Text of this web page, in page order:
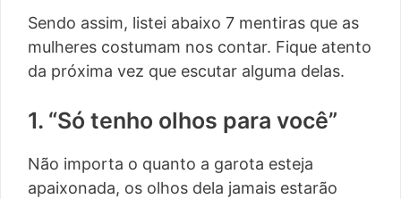
Sendo assim, listei abaixo 7 mentiras que as
mulheres costumam nos contar. Fique atento
da próxima vez que escutar alguma delas.
1. “Só tenho olhos para você”
Não importa o quanto a garota esteja
apaixonada, os olhos dela jamais estarão